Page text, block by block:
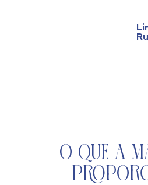
O que a